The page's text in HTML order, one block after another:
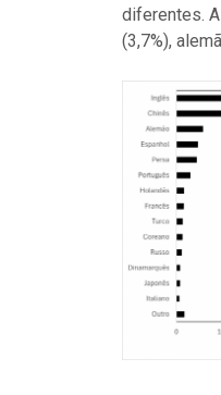
diferentes.
(3,7%),